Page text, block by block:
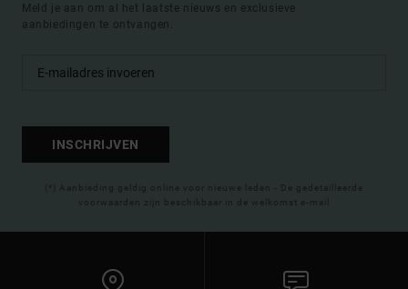
Meld je aan om al het laatste nieuws en exclusieve
aanbiedingen te ontvangen.
INSCHRIJVEN
(*) Aanbieding geldig online voor nieuwe leden - De gedetailleerde
voorwaarden zijn beschikbaar in de welkomst e-mail